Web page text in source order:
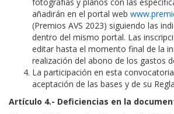
añadirán en el portal web
(Premios AVS 2023) siguiendo las
dentro del mismo portal. Las
editar hasta el momento final de la
realización del abono de los gastos
La participación en esta
aceptación de las bases y de su
Artículo 4.- Deficiencias en la